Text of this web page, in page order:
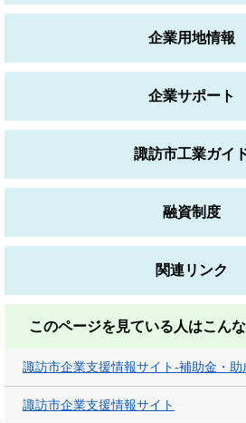
企業用地情報
企業サポート
諏訪市工業ガイ
融資制度
関連リンク
このページを見ている人はこん
諏訪市企業支援情報サイト-補助金・助
諏訪市企業支援情報サイト